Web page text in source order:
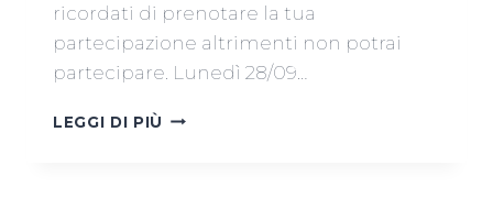
ricordati di prenotare la tua
partecipazione altrimenti non potrai
partecipare. Lunedì 28/09…
LEGGI DI PIÙ OPEN